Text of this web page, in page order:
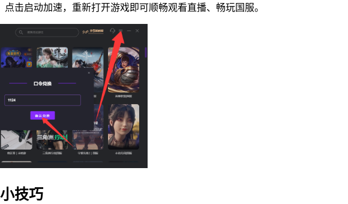
点击启动加速，重新打开游戏即可顺畅观看直播、畅玩国服。
技巧